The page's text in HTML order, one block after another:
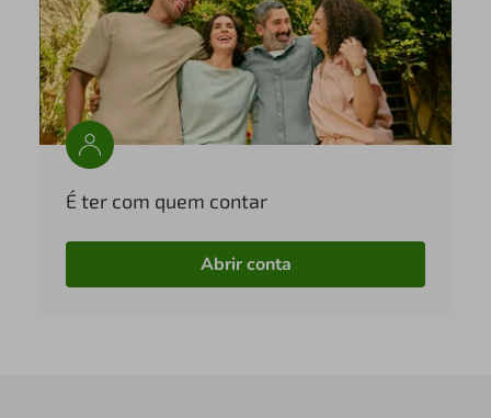
É ter com quem contar
Abrir conta